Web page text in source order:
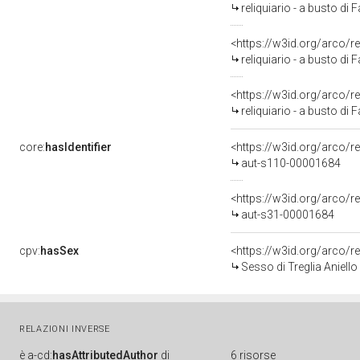
reliquiario - a busto di
<https://w3id.org/arco/
reliquiario - a busto di
<https://w3id.org/arco/
reliquiario - a busto di
core:hasIdentifier
<https://w3id.org/arco/
aut-s110-00001684
<https://w3id.org/arco/
aut-s31-00001684
cpv:hasSex
<https://w3id.org/arco/
Sesso di Treglia
RELAZIONI INVERSE
è a-cd:hasAttributedAuthor di 6 risorse